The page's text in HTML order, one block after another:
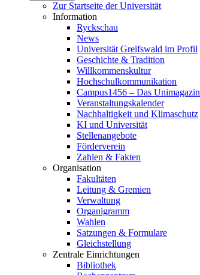
Zur Startseite der Universität
Information
Ryckschau
News
Universität Greifswald im Profil
Geschichte & Tradition
Willkommenskultur
Hochschulkommunikation
Campus1456 – Das Unimagazin
Veranstaltungskalender
Nachhaltigkeit und Klimaschutz
KI und Universität
Stellenangebote
Förderverein
Zahlen & Fakten
Organisation
Fakultäten
Leitung & Gremien
Verwaltung
Organigramm
Wahlen
Satzungen & Formulare
Gleichstellung
Zentrale Einrichtungen
Bibliothek